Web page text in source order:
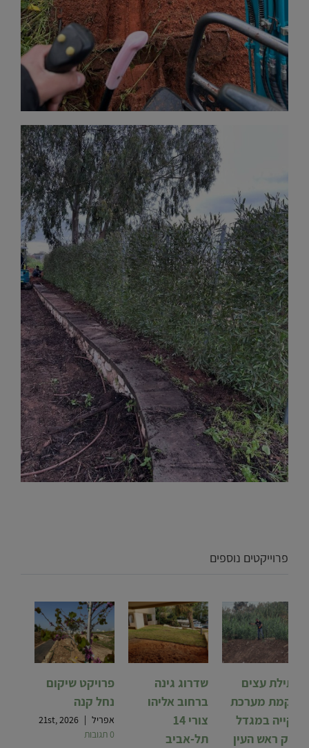
פרוייקטים נוספים
פרויקט שיקום
נחל קנה
אפריל 21st, 2026 |
0 תגובות
שדרוג גינה
ברחוב אליהו
צורי 14
תל-אביב
שתילת עצים
והקמת מערכת
שקייה במגדל
צדק ראש העין